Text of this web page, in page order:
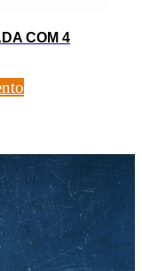
COM 4